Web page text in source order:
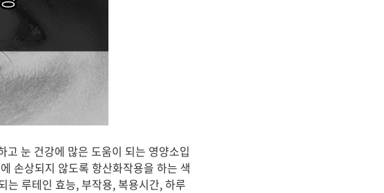
눈 건강에 많은 도움이 되는 영양소입
손상되지 않도록 항산화작용을 하는 색
는 루테인 효능, 부작용, 복용시간, 하루